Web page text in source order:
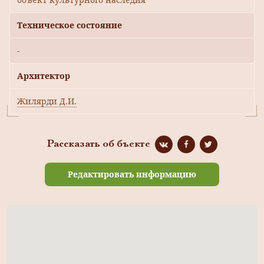
Техническое состояние
-
Архитектор
Жилярди Д.И.
Рассказать об бъекте
Редактировать информацию